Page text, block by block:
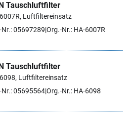
Tauschluftfilter
Luftfiltereinsatz
05697289 Org.-Nr.: HA-6007R
Tauschluftfilter
Luftfiltereinsatz
05695564Org.-Nr.: HA-6098